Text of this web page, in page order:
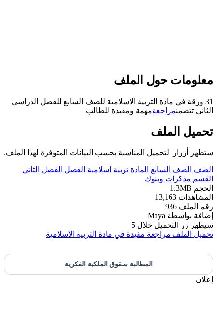
حول الملف
31 ورقة في مادة التربية الاسلامية للصف السابع للفصل الدراسي
تتضمنمراجعةمهمة ومفيدة للطالب
الملف
أزرار التحميل المناسبة بحسب البيانات المتوفرة لهذا الملف.
الصف السابع المادة تربية اسلامية الفصل الفصل الثاني
مذكرات وبنوك
1.3MB
13,163
الملف 936
بواسطة Maya
زر التحميل خلال 5
الملف مراجعة مفيدة في مادة التربية الاسلامية
المطالبة بحقوق الملكية الفكرية